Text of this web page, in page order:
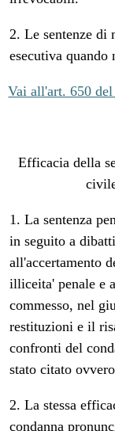
2. Le sentenze di
esecutiva quando
Vai all'art. 650
Efficacia della
1. La sentenza
in seguito a
all'accertamento
illiceita' penale e
commesso, nel
restituzioni e il
confronti del
stato citato
2. La stessa
condanna